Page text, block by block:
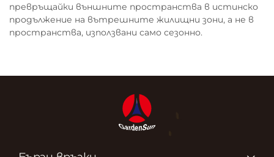
превръщайки външните пространства в истинско
продължение на вътрешните жилищни зони, а не в
пространства, използвани само сезонно.